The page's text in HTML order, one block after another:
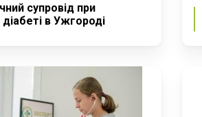
супровід при
в Ужгороді